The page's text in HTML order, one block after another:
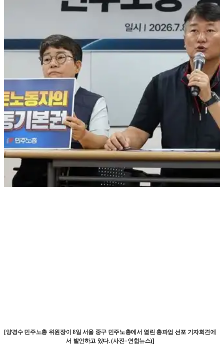
[양경수 민주노총 위원장이 8일 서울 중구 민주노총에서 열린 총파업 선포 기자회견에
서 발언하고 있다. (사진=연합뉴스)]